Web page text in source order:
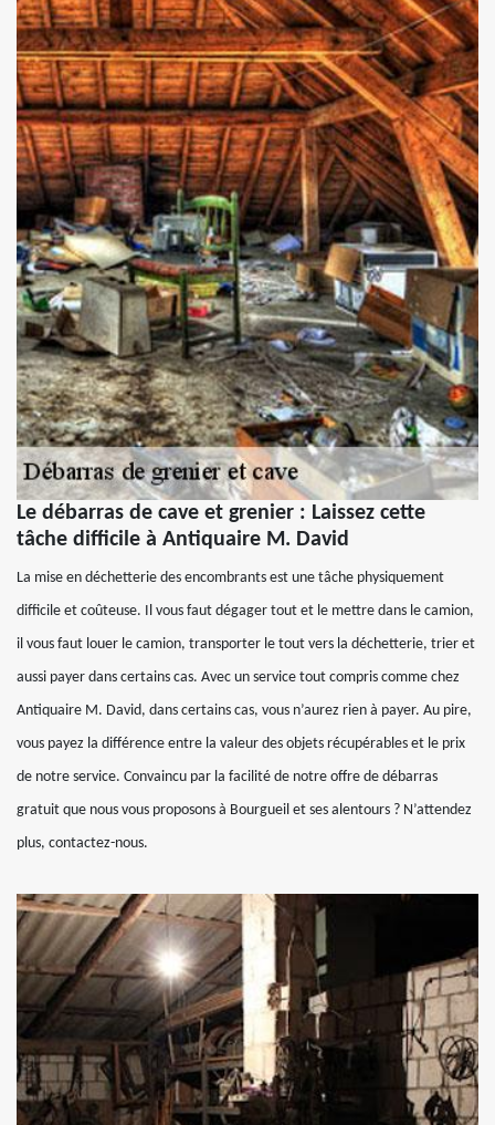
Le débarras de cave et grenier : Laissez cette
tâche difficile à Antiquaire M. David
La mise en déchetterie des encombrants est une tâche physiquement
difficile et coûteuse. Il vous faut dégager tout et le mettre dans le camion,
il vous faut louer le camion, transporter le tout vers la déchetterie, trier et
aussi payer dans certains cas. Avec un service tout compris comme chez
Antiquaire M. David, dans certains cas, vous n’aurez rien à payer. Au pire,
vous payez la différence entre la valeur des objets récupérables et le prix
de notre service. Convaincu par la facilité de notre offre de débarras
gratuit que nous vous proposons à Bourgueil et ses alentours ? N’attendez
plus, contactez-nous.